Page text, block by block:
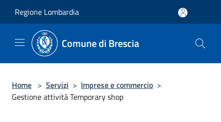
Regione Lombardia
Comune di Brescia
Home > Servizi > Imprese e commercio >
Gestione attività Temporary shop